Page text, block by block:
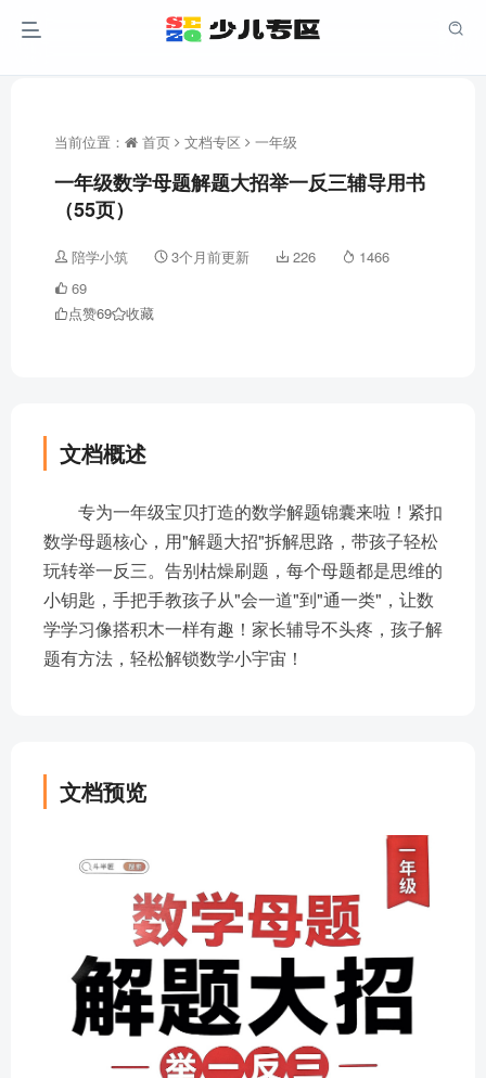
当前位置： 首页 文档专区 一年级
一年级数学母题解题大招举一反三辅导用书
（55页）
陪学小筑 3个月前更新 226
1466
69
点赞69 收藏
文档概述
专为一年级宝贝打造的数学解题锦囊来啦！紧扣
数学母题核心，用"解题大招"拆解思路，带孩子轻松
玩转举一反三。告别枯燥刷题，每个母题都是思维的
小钥匙，手把手教孩子从"会一道"到"通一类"，让数
学学习像搭积木一样有趣！家长辅导不头疼，孩子解
题有方法，轻松解锁数学小宇宙！
文档预览